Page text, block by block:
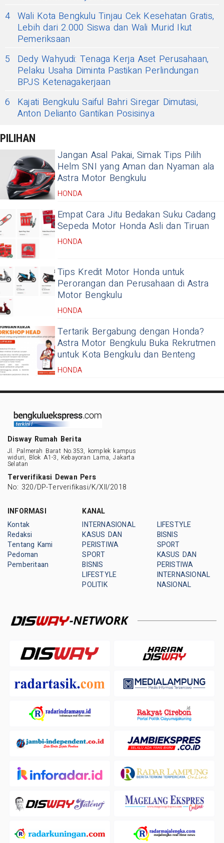
4 Wali Kota Bengkulu Tinjau Cek Kesehatan Gratis,
Lebih dari 2.000 Siswa dan Wali Murid Ikut
Pemeriksaan
5
Dedy Wahyudi: Tenaga Kerja Aset Perusahaan,
Pelaku Usaha Diminta Pastikan Perlindungan
BPJS Ketenagakerjaan
6
Kajati Bengkulu Saiful Bahri Siregar Dimutasi,
Anton Delianto Gantikan Posisinya
PILIHAN
Jangan Asal Pakai, Simak Tips Pilih
Helm SNI yang Aman dan Nyaman ala
Astra Motor Bengkulu
HONDA
Empat Cara Jitu Bedakan Suku Cadang
Sepeda Motor Honda Asli dan Tiruan
HONDA
Tips Kredit Motor Honda untuk
Perorangan dan Perusahaan di Astra
Motor Bengkulu
HONDA
Tertarik Bergabung dengan Honda?
Astra Motor Bengkulu Buka Rekrutmen
untuk Kota Bengkulu dan Benteng
HONDA
Disway Rumah Berita
Jl. Palmerah Barat No.353, komplek kampus
widuri, Blok A1-3, Kebayoran Lama, Jakarta
Selatan
Terverifikasi Dewan Pers
No: 320/DP-Terverifikasi/K/XII/2018
INFORMASI
Kontak
Redaksi
Tentang Kami
Pedoman
Pemberitaan
KANAL
INTERNASIONAL
KASUS DAN
PERISTIWA
SPORT
BISNIS
LIFESTYLE
POLITIK
LIFESTYLE
BISNIS
SPORT
KASUS DAN
PERISTIWA
INTERNASIONAL
NASIONAL